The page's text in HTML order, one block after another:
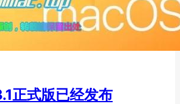
正式版已经发布